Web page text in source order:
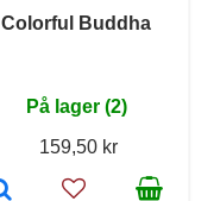
Colorful Buddha
På lager (2)
159,50 kr